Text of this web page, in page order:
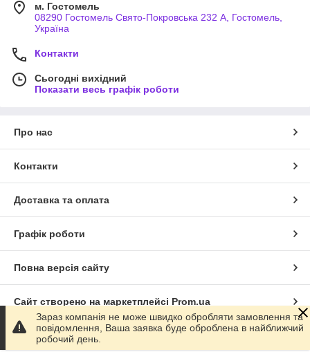
м. Гостомель
08290 Гостомель Свято-Покровська 232 А, Гостомель,
Україна
Контакти
Сьогодні вихідний
Показати весь графік роботи
Про нас
Контакти
Доставка та оплата
Графік роботи
Повна версія сайту
Сайт створено на маркетплейсі Prom.ua
Політика конфіденційності
Зараз компанія не може швидко обробляти замовлення та
повідомлення, Ваша заявка буде оброблена в найближчий
робочий день.